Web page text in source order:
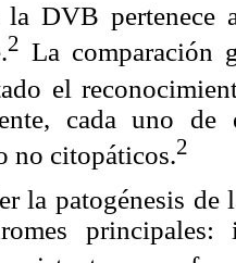
DVB pertenece
2 La comparación
el
cada uno de
no citopáticos.2
la patogénesis